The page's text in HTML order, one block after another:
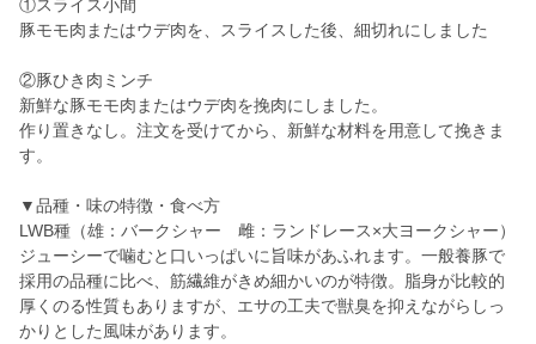
①スライス小間
豚モモ肉またはウデ肉を、スライスした後、細切れにしました
②豚ひき肉ミンチ
新鮮な豚モモ肉またはウデ肉を挽肉にしました。
作り置きなし。注文を受けてから、新鮮な材料を用意して挽きま
す。
▼品種・味の特徴・食べ方
LWB種（雄：バークシャー 雌：ランドレース×大ヨークシャー）
ジューシーで噛むと口いっぱいに旨味があふれます。一般養豚で
採用の品種に比べ、筋繊維がきめ細かいのが特徴。脂身が比較的
厚くのる性質もありますが、エサの工夫で獣臭を抑えながらしっ
かりとした風味があります。